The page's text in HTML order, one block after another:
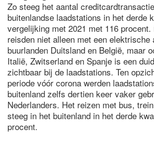
Zo steeg het aantal
buitenlandse laadstations in het derde
vergelijking met 2021 met 116 procent.
reisden niet alleen met een elektrische
buurlanden Duitsland en België, maar
Italië, Zwitserland en Spanje is een
zichtbaar bij de laadstations. Ten
periode vóór corona werden
buitenland zelfs dertien keer vaker
Nederlanders. Het reizen met bus,
steeg in het buitenland in het derde
procent.